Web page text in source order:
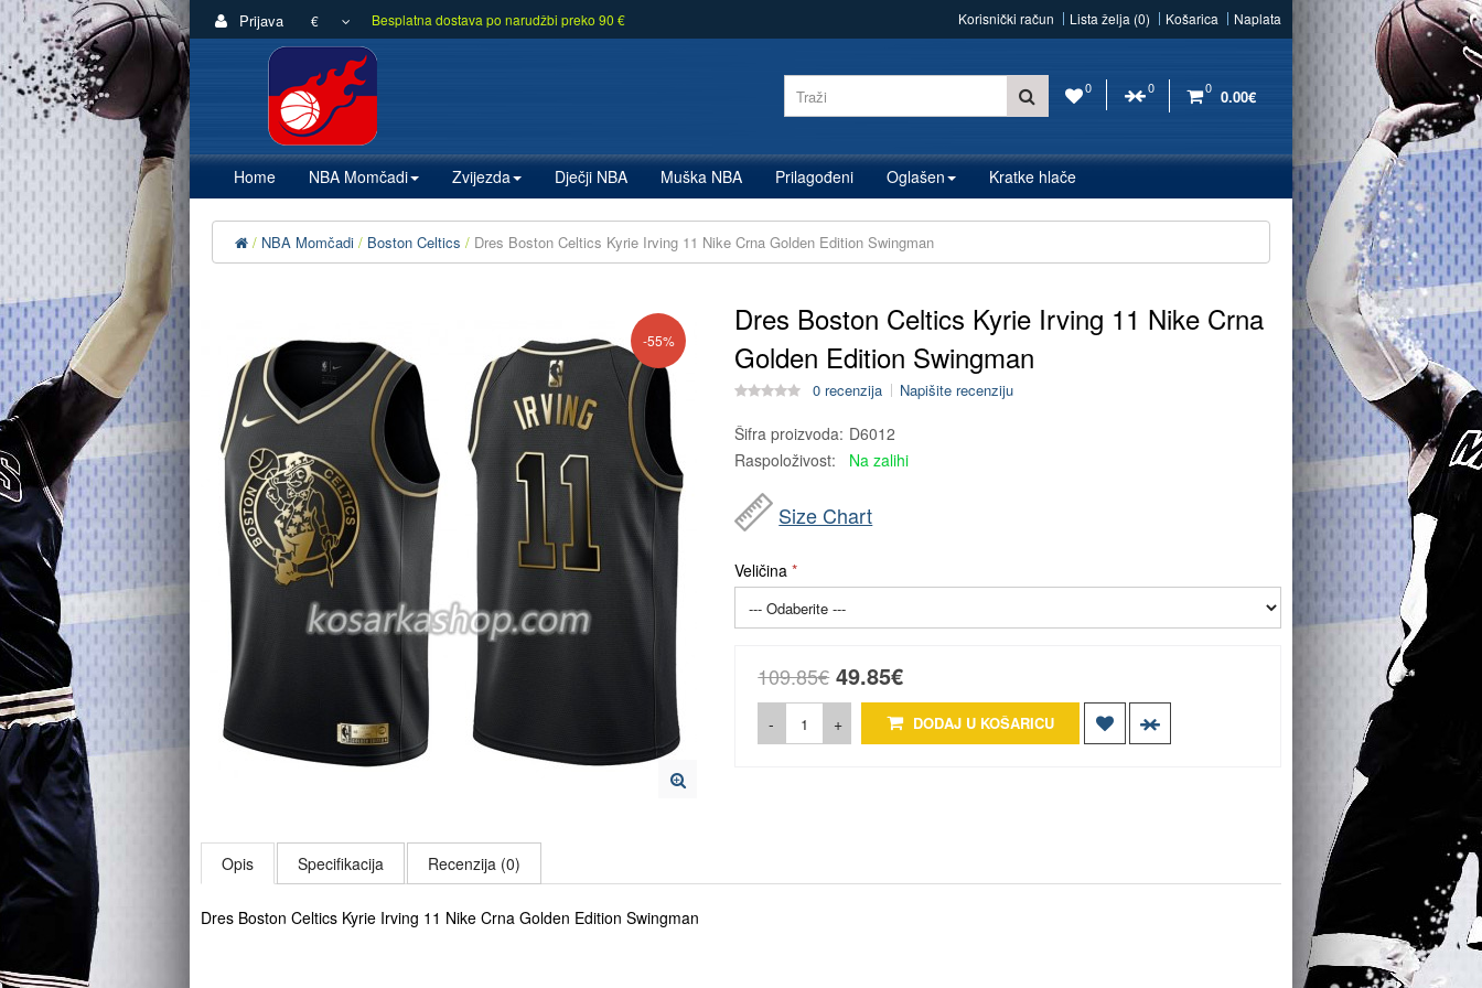
Prijava € Besplatna dostava po narudžbi preko 90 € Korisnički račun Lista želja (0) Košarica Naplata
0 0 0 0.00€
Home NBA Momčadi Zvijezda Dječji NBA Muška NBA Prilagođeni Oglašen Kratke hlače
NBA Momčadi Boston Celtics Dres Boston Celtics Kyrie Irving 11 Nike Crna Golden Edition Swingman
-55%
Dres Boston Celtics Kyrie Irving 11 Nike Crna
Golden Edition Swingman
0 recenzija Napišite recenziju
Šifra proizvoda: D6012
Raspoloživost:
Na zalihi
Size Chart
Veličina
109.85€ 49.85€
- + DODAJ U KOŠARICU
Opis Specifikacija Recenzija (0)
Dres Boston Celtics Kyrie Irving 11 Nike Crna Golden Edition Swingman